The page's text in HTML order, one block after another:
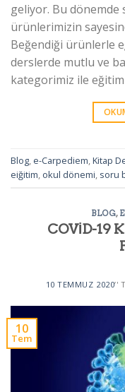
geliyor. Bu dönemde
ürünlerimizin
Beğendiği ürünlerle
derslerde mutlu ve
kategorimiz ile
Blog, e-Carpediem,Kitap
eiğitim, okul dönemi, soru
BLOG,
COVİD-19
10 TEMMUZ 2020’'
10
Tem